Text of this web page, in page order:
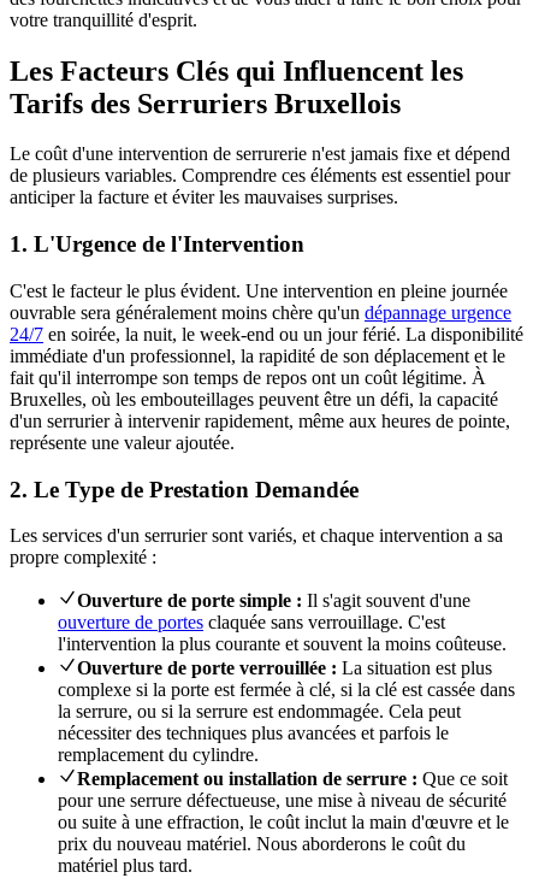
votre tranquillité d'esprit.
Les Facteurs Clés qui Influencent les
Tarifs des Serruriers Bruxellois
Le coût d'une intervention de serrurerie n'est jamais fixe et dépend
de plusieurs variables. Comprendre ces éléments est essentiel pour
anticiper la facture et éviter les mauvaises surprises.
1. L'Urgence de l'Intervention
C'est le facteur le plus évident. Une intervention en pleine journée
ouvrable sera généralement moins chère qu'un dépannage urgence
24/7 en soirée, la nuit, le week-end ou un jour férié. La disponibilité
immédiate d'un professionnel, la rapidité de son déplacement et le
fait qu'il interrompe son temps de repos ont un coût légitime. À
Bruxelles, où les embouteillages peuvent être un défi, la capacité
d'un serrurier à intervenir rapidement, même aux heures de pointe,
représente une valeur ajoutée.
2. Le Type de Prestation Demandée
Les services d'un serrurier sont variés, et chaque intervention a sa
propre complexité :
Ouverture de porte simple : Il s'agit souvent d'une
ouverture de portes claquée sans verrouillage. C'est
l'intervention la plus courante et souvent la moins coûteuse.
Ouverture de porte verrouillée : La situation est plus
complexe si la porte est fermée à clé, si la clé est cassée dans
la serrure, ou si la serrure est endommagée. Cela peut
nécessiter des techniques plus avancées et parfois le
remplacement du cylindre.
Remplacement ou installation de serrure : Que ce soit
pour une serrure défectueuse, une mise à niveau de sécurité
ou suite à une effraction, le coût inclut la main d'œuvre et le
prix du nouveau matériel. Nous aborderons le coût du
matériel plus tard.